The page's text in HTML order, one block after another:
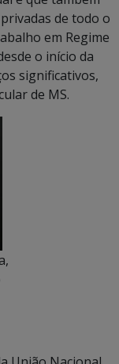
de todo o
em Regime
o início da
significativos,
de MS.